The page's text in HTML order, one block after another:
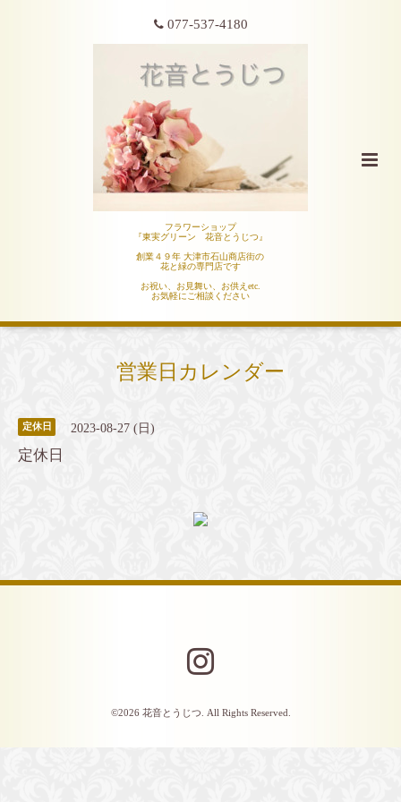
077-537-4180
フラワーショップ
『東実グリーン 花音とうじつ』
創業４９年 大津市石山商店街の
花と緑の専門店です
お祝い、お見舞い、お供えetc.
お気軽にご相談ください
営業日カレンダー
定休日 2023-08-27 (日)
定休日
©2026 花音とうじつ . All Rights Reserved.